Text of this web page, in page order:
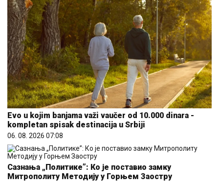
Evo u kojim banjama važi vaučer od 10.000 dinara -
kompletan spisak destinacija u Srbiji
06. 08. 2026 07:08
Сазнања „Политике”: Ко је поставио замку
Митрополиту Методију у Горњем Заостру